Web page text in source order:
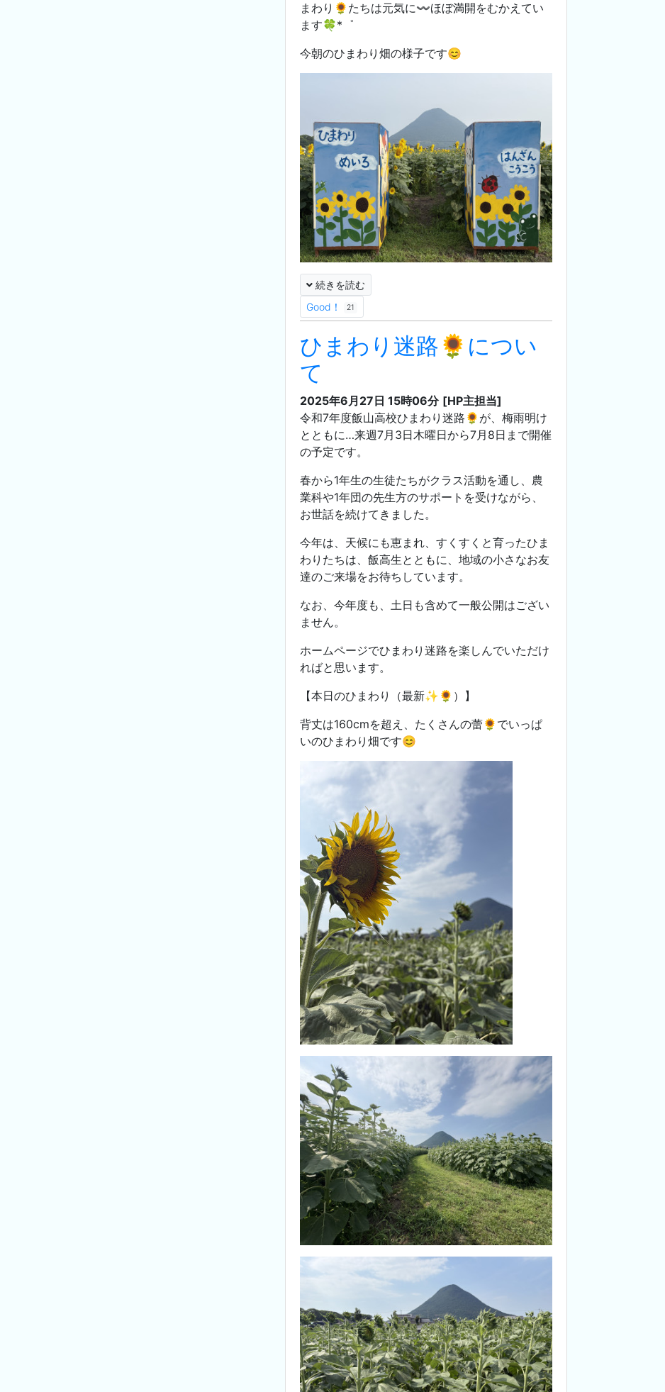
まわり🌻たちは元気に〰️ほぼ満開をむかえてい
ます🍀*゜
今朝のひまわり畑の様子です😊
続きを読む
Good！
21
ひまわり迷路🌻につい
て
2025年6月27日 15時06分 [HP主担当]
令和7年度飯山高校ひまわり迷路🌻が、梅雨明け
とともに…来週7月3日木曜日から7月8日まで開催
の予定です。
春から1年生の生徒たちがクラス活動を通し、農
業科や1年団の先生方のサポートを受けながら、
お世話を続けてきました。
今年は、天候にも恵まれ、すくすくと育ったひま
わりたちは、飯高生とともに、地域の小さなお友
達のご来場をお待ちしています。
なお、 今年度も、土日も含めて一般公開はござい
ません。
ホームページでひまわり迷路を楽しんでいただけ
ればと思います。
【本日のひまわり（最新✨🌻）】
背丈は160cmを超え、たくさんの蕾🌻でいっぱ
いのひまわり畑です😊